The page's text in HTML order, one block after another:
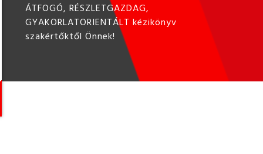
ÁTFOGÓ, RÉSZLETGAZDAG,
GYAKORLATORIENTÁLT kézikönyv
szakértőktől Önnek!